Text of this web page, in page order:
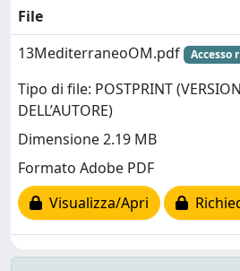
File
13MediterraneoOM.pdf
Accesso
Tipo di file: POSTPRINT
DELL’AUTORE)
Dimensione 2.19 MB
Formato Adobe PDF
Visualizza/Apri